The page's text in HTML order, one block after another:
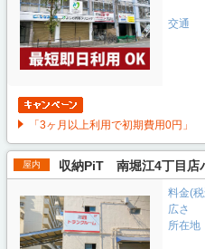
交通
「3ヶ月以上利用で初期費用0円」
屋内 収納PiT 南堀江4丁目店
料金(
広さ
所在地